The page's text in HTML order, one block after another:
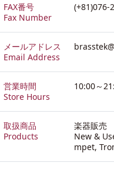
FAX番号
Fax Number
(+81)076-
メールアドレス
Email Address
営業時間
Store Hours
10:00～
取扱商品
Products
楽器販売
New &
mpet,